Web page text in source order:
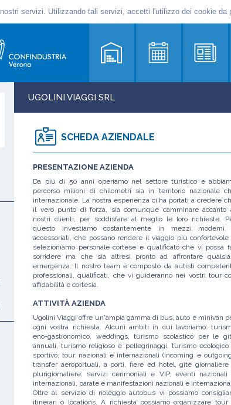
UGOLINI VIAGGI SRL
SCHEDA AZIENDALE
PRESENTAZIONE AZIENDA
Da più di 50 anni operiamo nel settore turistico e
percorso milioni di chilometri sia in territorio nazionale
internazionale. La nostra esperienza ci ha portati a credere
il vero punto di forza, sia comunque camminare accanto
nostri clienti, per soddisfare al meglio le loro richieste.
questo investiamo costantemente in mezzi moderni
accessoriati, che possano rendere il viaggio più confortevole
selezioniamo personale cortese e qualificato che vi possa
sorridere ma che sia altresì pronto ad affrontare
emergenza. Il nostro team è composto da autisti
professionali, qualificati, che vi guideranno nei vostri tour
affidabilità e cortesia.
ATTIVITÀ AZIENDA
Ugolini Viaggi offre un'ampia gamma di bus, auto e minivan
ogni vostra richiesta. Alcuni ambiti in cui lavoriamo:
eno-gastronomico, weddings, turismo scolastico per le
annuali, turismo religioso e pellegrinaggi, turismo ecologico
sportivo, tour nazionali e internazionali (incoming e
transfer aeroportuali, a porti, fiere ed hotel, gite giornaliere
plurigiornaliere, servizi cerimoniali e VIP, eventi nazionali
internazionali, parate e manifestazioni nazionali e
Oltre al servizio di noleggio autobus vi possiamo
itinerari o locations. A richiesta possiamo organizzare tour